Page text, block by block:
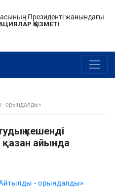
Президенті жанындағы
ҚЫЗМЕТІ
- орындалды»
кешенді
айында
- орындалды»